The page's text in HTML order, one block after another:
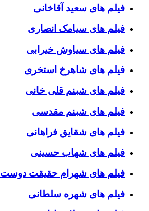
فیلم های سعید آقاخانی
فیلم های سیامک انصاری
فیلم های سیاوش خیرابی
فیلم های شاهرخ استخری
فیلم های شبنم قلی خانی
فیلم های شبنم مقدسی
فیلم های شقایق فراهانی
فیلم های شهاب حسینی
فیلم های شهرام حقیقت دوست
فیلم های شهره سلطانی